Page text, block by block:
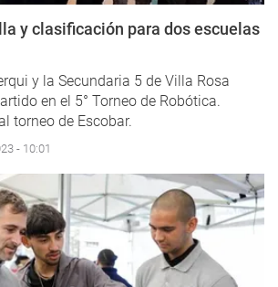
y clasificación para dos escuelas
y la Secundaria 5 de Villa Rosa
en el 5° Torneo de Robótica.
torneo de Escobar.
- 10:01